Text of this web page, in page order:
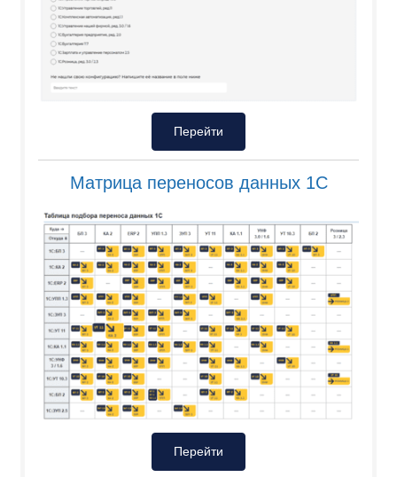
Перейти
Матрица переносов данных 1С
Перейти